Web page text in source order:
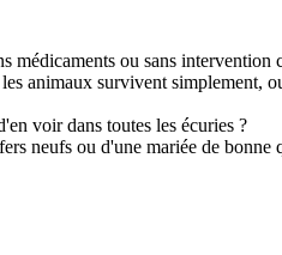
médicaments ou sans
animaux survivent
voir dans toutes les écuries ?
neufs ou d'une mariée de bonne